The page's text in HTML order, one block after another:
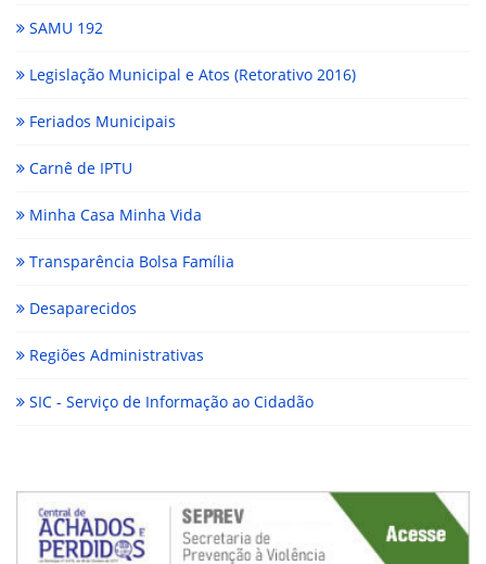
SAMU 192
Legislação Municipal e Atos (Retorativo 2016)
Feriados Municipais
Carnê de IPTU
Minha Casa Minha Vida
Transparência Bolsa Família
Desaparecidos
Regiões Administrativas
SIC - Serviço de Informação ao Cidadão